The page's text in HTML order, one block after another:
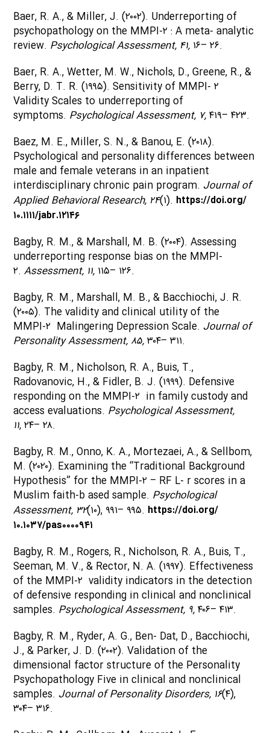
Baer, R. A., & Miller, J. (۲۰۰۲). Underreporting of
psychopathology on the MMPI-۲ : A meta- analytic
review. Psychological Assessment, ۴۱, ۱۶– ۲۶.
Baer, R. A., Wetter, M. W., Nichols, D., Greene, R., &
Berry, D. T. R. (۱۹۹۵). Sensitivity of MMPI- ۲
Validity Scales to underreporting of
symptoms. Psychological Assessment, ۷,۴۱۹– ۴۲۳.
Baez, M. E., Miller, S. N., & Banou, E. (۲۰۱۸).
Psychological and personality differences between
male and female veterans in an inpatient
interdisciplinary chronic pain program. Journal of
Applied Behavioral Research, ۲۴(۱). https://doi.org/
۱۰.۱۱۱۱/jabr.۱۲۱۴۶
Bagby, R. M., & Marshall, M. B. (۲۰۰۴). Assessing
underreporting response bias on the MMPI-
۲.Assessment, ۱۱, ۱۱۵– ۱۲۶.
Bagby, R. M., Marshall, M. B., & Bacchiochi, J. R.
(۲۰۰۵). The validity and clinical utility of the
MMPI-۲ Malingering Depression Scale. Journal of
Personality Assessment, ۸۵,۳۰۴– ۳۱۱.
Bagby, R. M., Nicholson, R. A., Buis, T.,
Radovanovic, H., & Fidler, B. J. (۱۹۹۹). Defensive
responding on the MMPI-۲ in family custody and
access evaluations. Psychological Assessment,
۱۱,۲۴– ۲۸.
Bagby, R. M., Onno, K. A., Mortezaei, A., & Sellbom,
M. (۲۰۲۰). Examining the “Traditional Background
Hypothesis” for the MMPI-۲ – RF L- r scores in a
Muslim faith-b ased sample. Psychological
Assessment, ۳۲(۱۰), ۹۹۱– ۹۹۵. https://doi.org/
۱۰.۱۰۳۷/pas۰۰۰۰۹۴۱
Bagby, R. M., Rogers, R., Nicholson, R. A., Buis, T.,
Seeman, M. V., & Rector, N. A. (۱۹۹۷). Effectiveness
of the MMPI-۲ validity indicators in the detection
of defensive responding in clinical and nonclinical
samples. Psychological Assessment, ۹,۴۰۶– ۴۱۳.
Bagby, R. M., Ryder, A. G., Ben- Dat, D., Bacchiochi,
J., & Parker, J. D. (۲۰۰۲). Validation of the
dimensional factor structure of the Personality
Psychopathology Five in clinical and nonclinical
samples. Journal of Personality Disorders, ۱۶(۴),
۳۰۴– ۳۱۶.